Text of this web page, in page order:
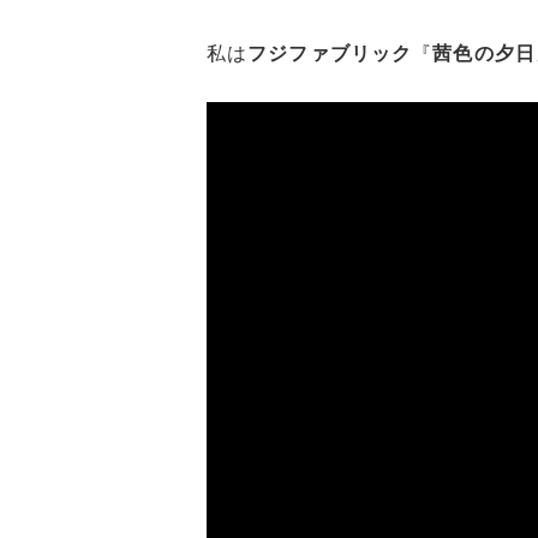
私はフジファブリック 『茜色の夕日